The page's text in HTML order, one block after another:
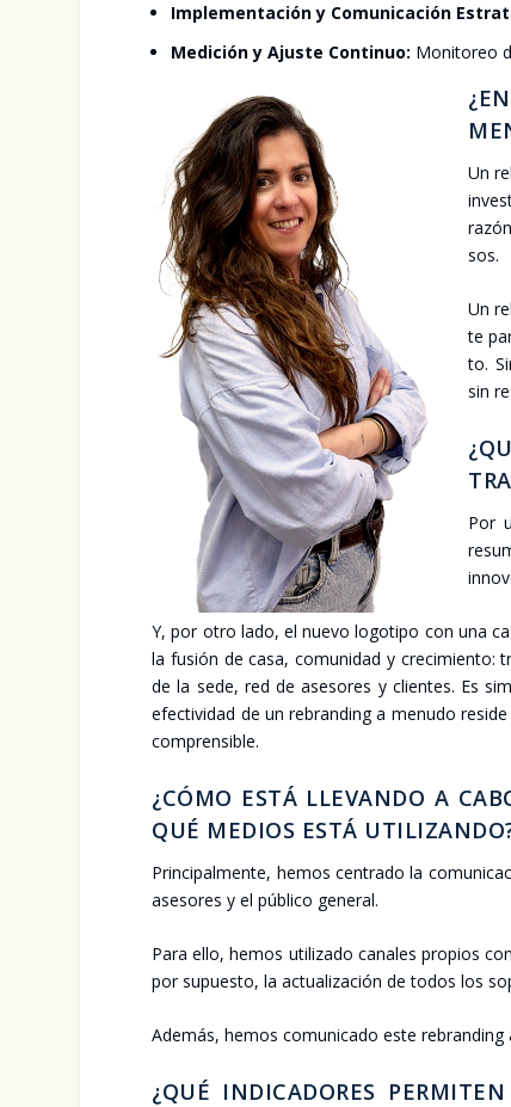
Imple­men­ta­ción y Comu­ni­ca­ción
Medi­ción y Ajus­te Con­ti­nuo: Moni­to­reo
Un
sos.
Un
te
to.
sin
Por
Y, por otro lado, el nue­vo logo­ti­po con una
la fusión de casa, comu­ni­dad y cre­ci­mien­to:
de la sede, red de ase­so­res y clien­tes. Es
efec­ti­vi­dad de un rebran­ding a menu­do
com­pren­si­ble.
¿CÓMO ESTÁ LLE­VAN­DO A
QUÉ MEDIOS ESTÁ
Prin­ci­pal­men­te, hemos cen­tra­do la
ase­so­res y el públi­co gene­ral.
Para ello, hemos uti­li­za­do cana­les pro­pios
por supues­to, la actua­li­za­ción de todos los
Ade­más, hemos comu­ni­ca­do este
¿QUÉ INDI­CA­DO­RES